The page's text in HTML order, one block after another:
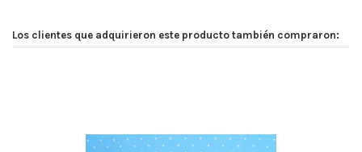
Los clientes que adquirieron este producto también compraron: